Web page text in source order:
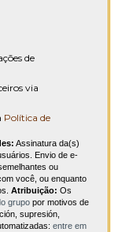
de
via
Política de
Assinatura da(s)
Envio de e-
ou
você, ou enquanto
Atribuição: Os
grupo por motivos de
supresión,
entre em